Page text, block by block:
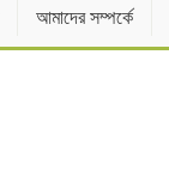
আমাদের সম্পর্কে